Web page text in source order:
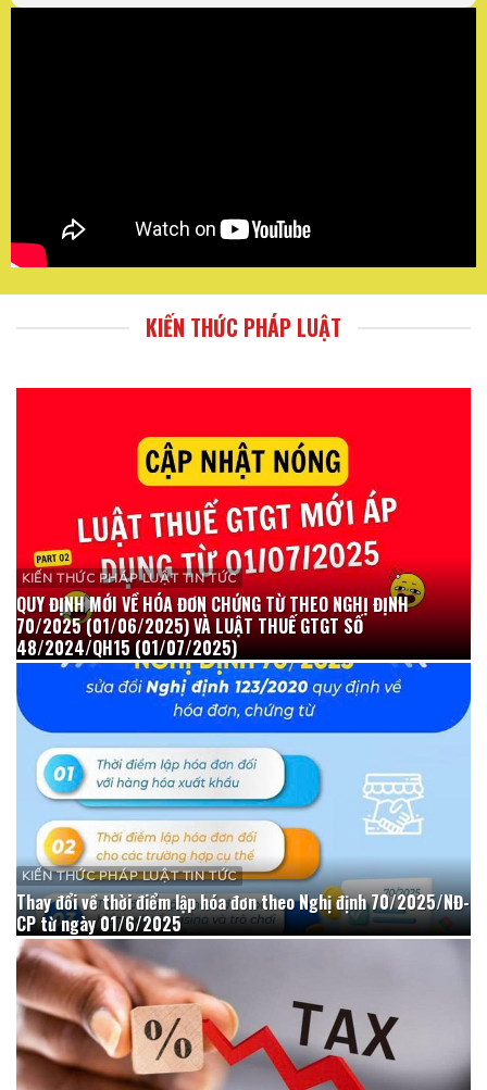
KIẾN THỨC PHÁP LUẬT
KIẾN THỨC PHÁP LUẬT TIN TỨC
QUY ĐỊNH MỚI VỀ HÓA ĐƠN CHỨNG TỪ THEO NGHỊ ĐỊNH
70/2025 (01/06/2025) VÀ LUẬT THUẾ GTGT SỐ
48/2024/QH15 (01/07/2025)
KIẾN THỨC PHÁP LUẬT TIN TỨC
Thay đổi về thời điểm lập hóa đơn theo Nghị định 70/2025/NĐ-
CP từ ngày 01/6/2025